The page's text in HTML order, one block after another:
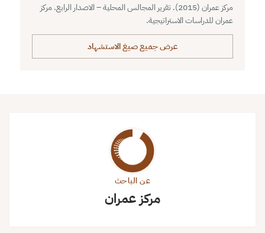
مركز عمران (2015). تقرير المجالس المحلية – الاصدار الرابع. مركز
عمران للدراسات الاستراتيجية.
عرض جميع صيغ الاستشهاد
عن الباحث
مركز عمران